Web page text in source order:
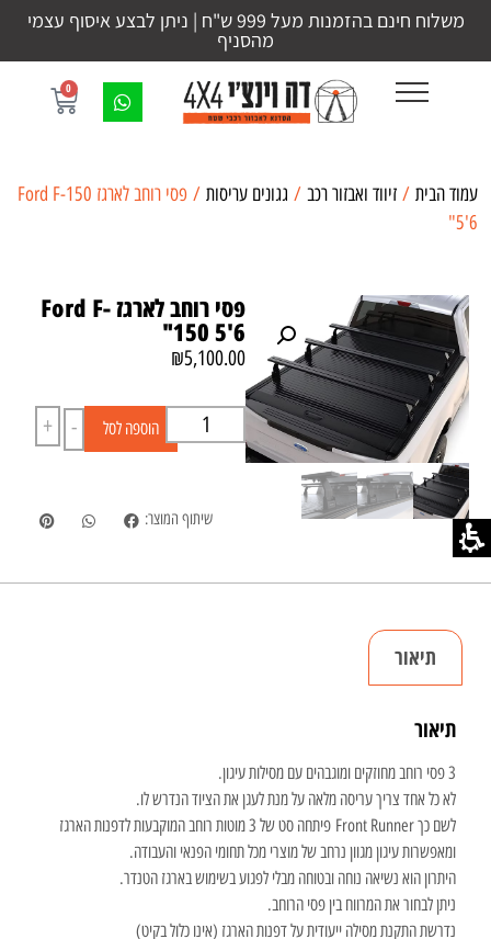
משלוח חינם בהזמנות מעל 999 ש"ח | ניתן לבצע איסוף עצמי
מהסניף
0
עמוד הבית / זיווד ואבזור רכב / גגונים עריסות
/ פסי רוחב לארגז Ford F-150
5'6"
פסי רוחב לארגז Ford F-
150 5'6"
₪5,100.00
-
+ הוספה לסל
שיתוף המוצר:
תיאור
תיאור
3 פסי רוחב מחוזקים ומוגבהים עם מסילות עיגון.
לא כל אחד צריך עריסה מלאה על מנת לעגן את הציוד הנדרש לו.
לשם כך Front Runner פיתחה סט של 3 מוטות רוחב המוקבעות לדפנות הארגז
ומאפשרות עיגון מגוון נרחב של מוצרי מכל תחומי הפנאי והעבודה.
היתרון הוא נשיאה נוחה ובטוחה מבלי לפגוע בשימוש בארגז הטנדר.
ניתן לבחור את המרווח בין פסי הרוחב.
נדרשת התקנת מסילה ייעודית על דפנות הארגז (אינו כלול בקיט)